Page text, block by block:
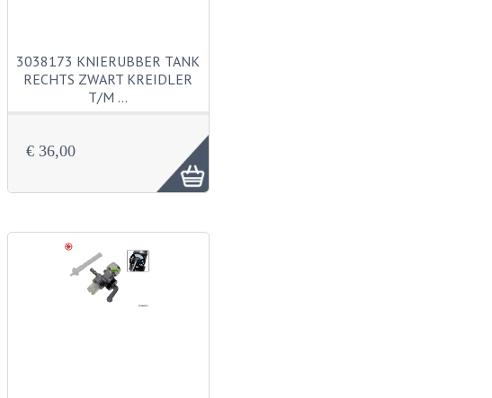
3038173 KNIERUBBER TANK
RECHTS ZWART KREIDLER
T/M …
€ 36,00